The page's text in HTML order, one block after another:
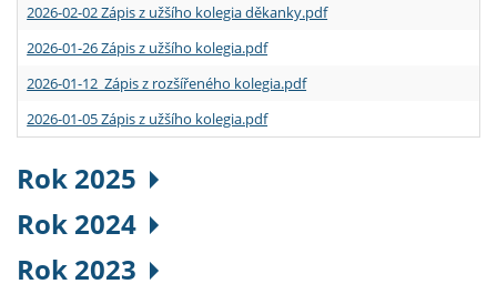
2026-02-02 Zápis z užšího kolegia děkanky.pdf
2026-01-26 Zápis z užšího kolegia.pdf
2026-01-12 Zápis z rozšířeného kolegia.pdf
2026-01-05 Zápis z užšího kolegia.pdf
Rok 2025
Rok 2024
Rok 2023